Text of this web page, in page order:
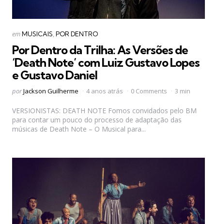
Categorias
Postado
emMUSICAIS POR DENTRO
Por Dentro da Trilha: As Versões de
‘Death Note’ com Luiz Gustavo Lopes
e Gustavo Daniel
Postado
porJackson Guilherme 4 anos atrás 0 Comments 3 min
VERSIONISTAS: DEATH NOTE Fomos convidados pelo BM
para contar um pouco do processo de adaptação das
músicas de Death Note – O Musical para...